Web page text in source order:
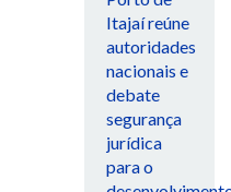
Itajaí reúne
autoridades
nacionais e
debate
segurança
jurídica
para o